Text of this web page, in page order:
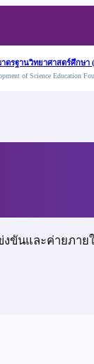
ตรฐานวิทยาศาสตร์ศึกษา
of Science Education
ขันและค่ายภา